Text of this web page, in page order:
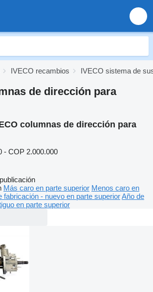
IVECO recambios IVECO sistema de
de dirección para
columnas de dirección para
- COP 2.000.000
Más caro en parte superior Menos caro en
fabricación - nuevo en parte superiorAño de
en parte superior